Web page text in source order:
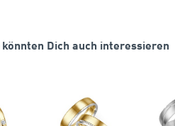
könnten Dich auch interessieren